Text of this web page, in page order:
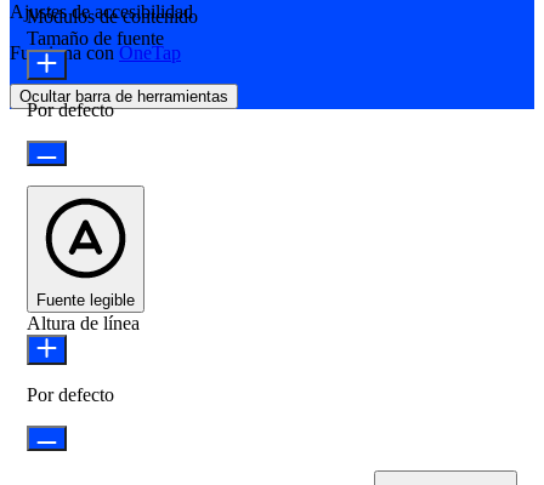
Ajustes de accesibilidad
Funciona con OneTap
Ocultar barra de herramientas
Módulos de contenido
Tamaño de fuente
Por defecto
Fuente legible
Altura de línea
Por defecto